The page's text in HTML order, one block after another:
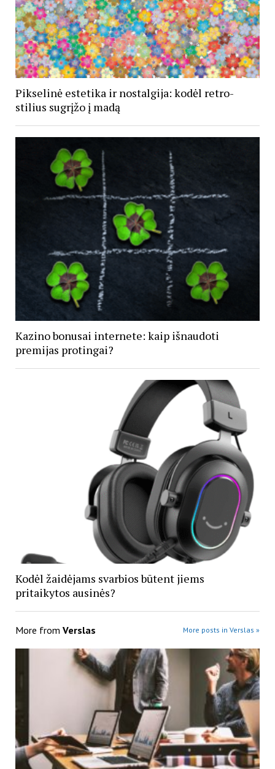
Pikselinė estetika ir nostalgija: kodėl retro-
stilius sugrįžo į madą
Kazino bonusai internete: kaip išnaudoti
premijas protingai?
Kodėl žaidėjams svarbios būtent jiems
pritaikytos ausinės?
More from Verslas More posts in Verslas »